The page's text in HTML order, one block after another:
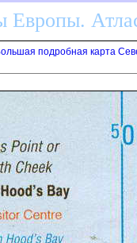
подробная карта